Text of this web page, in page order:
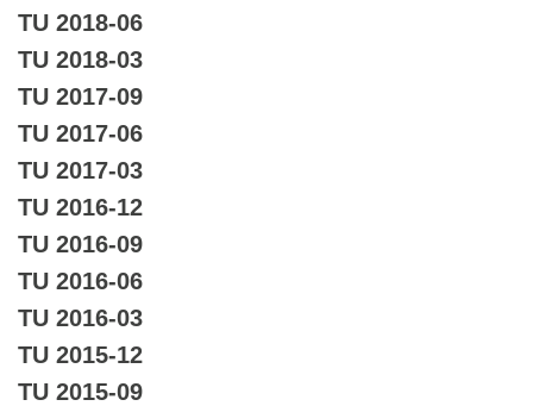
TU 2018-06
TU 2018-03
TU 2017-09
TU 2017-06
TU 2017-03
TU 2016-12
TU 2016-09
TU 2016-06
TU 2016-03
TU 2015-12
TU 2015-09